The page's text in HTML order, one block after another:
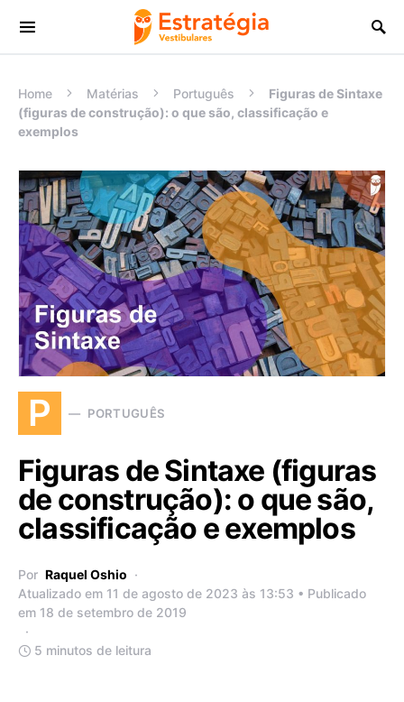
Procurar:
Home Matérias Português
Figuras de Sintaxe
(figuras de construção): o que são, classificação e
exemplos
P PORTUGUÊS
Figuras de Sintaxe (figuras
de construção): o que são,
classificação e exemplos
Por Raquel Oshio
Atualizado em 11 de agosto de 2023 às 13:53 • Publicado
em 18 de setembro de 2019
5 minutos de leitura